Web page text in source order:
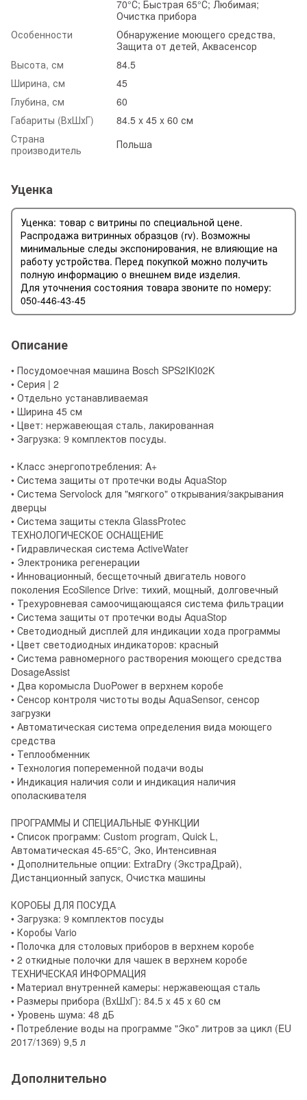
70°С; Быстрая 65°С; Любимая;
Очистка прибора
Особенности
Обнаружение моющего средства,
Защита от детей, Аквасенсор
Высота, см
84.5
Ширина, см
45
Глубина, см
60
Габариты (ВхШхГ)
84.5 x 45 x 60 см
Страна
производитель
Польша
Уценка
Уценка: товар с витрины по специальной цене.
Распродажа витринных образцов (rv). Возможны
минимальные следы экспонирования, не влияющие на
работу устройства. Перед покупкой можно получить
полную информацию о внешнем виде изделия.
Для уточнения состояния товара звоните по номеру:
050-446-43-45
Описание
• Посудомоечная машина Bosch SPS2IKI02K
• Серия | 2
• Отдельно устанавливаемая
• Ширина 45 см
• Цвет: нержавеющая сталь, лакированная
• Загрузка: 9 комплектов посуды.
• Класс энергопотребления: A+
• Система защиты от протечки воды AquaStop
• Система Servolock для "мягкого" открывания/закрывания
дверцы
• Система защиты стекла GlassProtec
ТЕХНОЛОГИЧЕСКОЕ ОСНАЩЕНИЕ
• Гидравлическая система ActiveWater
• Электроника регенерации
• Инновационный, бесщеточный двигатель нового
поколения EcoSilence Drive: тихий, мощный, долговечный
• Трехуровневая самоочищающаяся система фильтрации
• Система защиты от протечки воды AquaStop
• Светодиодный дисплей для индикации хода программы
• Цвет светодиодных индикаторов: красный
• Система равномерного растворения моющего средства
DosageAssist
• Два коромысла DuoPower в верхнем коробе
• Сенсор контроля чистоты воды AquaSensor, сенсор
загрузки
• Автоматическая система определения вида моющего
средства
• Теплообменник
• Технология попеременной подачи воды
• Индикация наличия соли и индикация наличия
ополаскивателя
ПРОГРАММЫ И СПЕЦИАЛЬНЫЕ ФУНКЦИИ
• Список программ: Custom program, Quick L,
Автоматическая 45-65°C, Эко, Интенсивная
• Дополнительные опции: ExtraDry (ЭкстраДрай),
Дистанционный запуск, Очистка машины
КОРОБЫ ДЛЯ ПОСУДА
• Загрузка: 9 комплектов посуды
• Коробы Vario
• Полочка для столовых приборов в верхнем коробе
• 2 откидные полочки для чашек в верхнем коробе
ТЕХНИЧЕСКАЯ ИНФОРМАЦИЯ
• Материал внутренней камеры: нержавеющая сталь
• Размеры прибора (ВxШxГ): 84.5 x 45 x 60 см
• Уровень шума: 48 дБ
• Потребление воды на программе "Эко" литров за цикл (EU
2017/1369) 9,5 л
Дополнительно